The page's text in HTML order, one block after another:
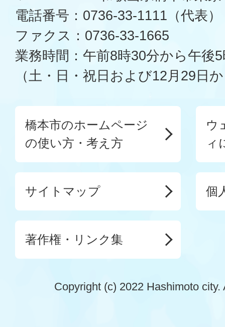
電話番号：0736-33-1111（代表）
ファクス：0736-33-1665
業務時間：午前8時30分から午後
（土・日・祝日および12月29日
橋本市のホームページ
の使い方・考え方
ウ
ィ
サイトマップ 個
著作権・リンク集
Copyright (c) 2022 Hashimoto